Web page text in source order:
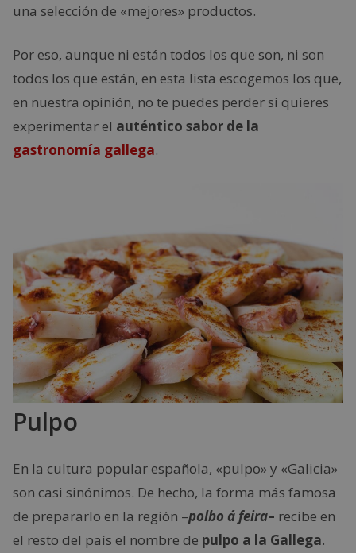
una selección de «mejores» productos.
Por eso, aunque ni están todos los que son, ni son
todos los que están, en esta lista escogemos los que,
en nuestra opinión, no te puedes perder si quieres
experimentar el auténtico sabor de la
gastronomía gallega.
Pulpo
En la cultura popular española, «pulpo» y «Galicia»
son casi sinónimos. De hecho, la forma más famosa
de prepararlo en la región –polbo á feira– recibe en
el resto del país el nombre de pulpo a la Gallega.